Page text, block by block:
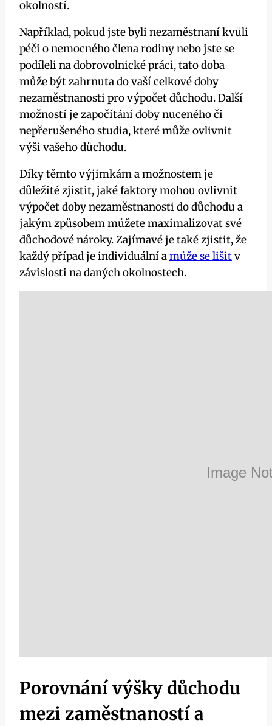
okolností.
Například, pokud jste byli nezaměstnaní kvůli
péči o nemocného člena rodiny nebo jste se
podíleli na dobrovolnické práci, tato doba
může být zahrnuta do vaší celkové doby
nezaměstnanosti pro výpočet důchodu. Další
možností je započítání doby nuceného či
nepřerušeného studia, které může ovlivnit
výši vašeho důchodu.
Díky těmto výjimkám a možnostem je
důležité zjistit, jaké faktory mohou ovlivnit
výpočet doby nezaměstnanosti do důchodu a
jakým způsobem můžete maximalizovat své
důchodové nároky. Zajímavé je také zjistit, že
každý případ je individuální amůže se lišitv
závislosti na daných okolnostech.
Porovnání výšky důchodu
mezi zaměstnaností a